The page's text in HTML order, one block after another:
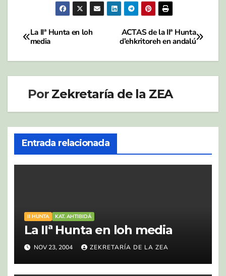
Navegación
de
entradas
ACTAS de la IIª Hunta
d’ehkritoreh en andalú
La IIª Hunta en loh
media
Por Zekretaría de la ZEA
Entrada relacionada
II HUNTA KAT. AHTIBIDÁ
La IIª Hunta en loh media
NOV 23, 2004 ZEKRETARÍA DE LA ZEA